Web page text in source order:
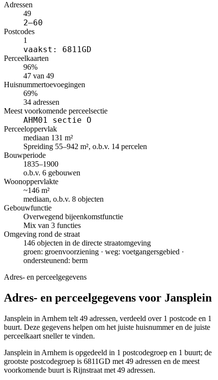
Adressen
49
2–60
Postcodes
1
vaakst: 6811GD
Perceelkaarten
96%
47 van 49
Huisnummertoevoegingen
69%
34 adressen
Meest voorkomende perceelsectie
AHM01 sectie O
Perceeloppervlak
mediaan 131 m²
Spreiding 55–942 m², o.b.v. 14 percelen
Bouwperiode
1835–1900
o.b.v. 6 gebouwen
Woonoppervlakte
~146 m²
mediaan, o.b.v. 8 objecten
Gebouwfunctie
Overwegend bijeenkomstfunctie
Mix van 3 functies
Omgeving rond de straat
146 objecten in de directe straatomgeving
groen: groenvoorziening · weg: voetgangersgebied ·
ondersteunend: berm
Adres- en perceelgegevens
Adres- en perceelgegevens voor Jansplein
Jansplein in Arnhem telt 49 adressen, verdeeld over 1 postcode en 1
buurt. Deze gegevens helpen om het juiste huisnummer en de juiste
perceelkaart sneller te vinden.
Jansplein in Arnhem is opgedeeld in 1 postcodegroep en 1 buurt; de
grootste postcodegroep is 6811GD met 49 adressen en de meest
voorkomende buurt is Rijnstraat met 49 adressen.